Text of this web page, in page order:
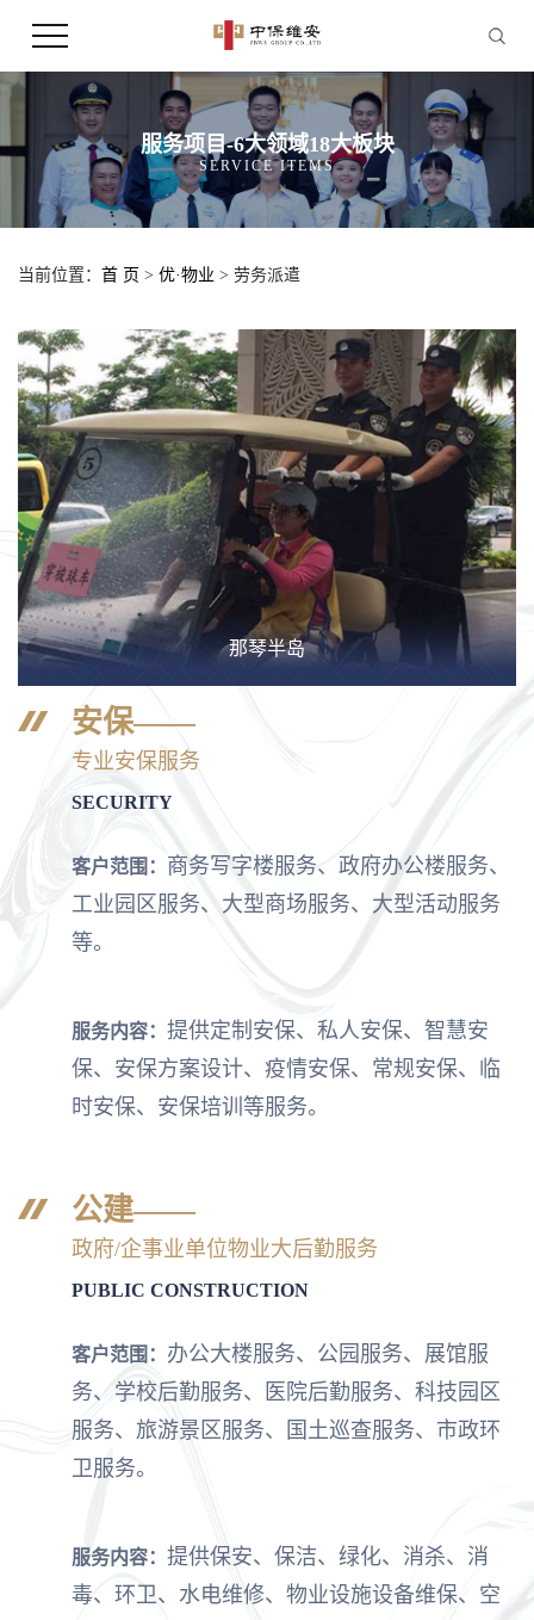
服务项目-6大领域18大板块
SERVICE ITEMS
当前位置： 首 页 > 优·物业 > 劳务派遣
那琴半岛
安保——
专业安保服务
SECURITY
客户范围： 商务写字楼服务、政府办公楼服务、
工业园区服务、大型商场服务、大型活动服务
等。
服务内容： 提供定制安保、私人安保、智慧安
保、安保方案设计、疫情安保、常规安保、临
时安保、安保培训等服务。
公建——
政府/企事业单位物业大后勤服务
PUBLIC CONSTRUCTION
客户范围： 办公大楼服务、公园服务、展馆服
务、学校后勤服务、医院后勤服务、科技园区
服务、旅游景区服务、国土巡查服务、市政环
卫服务。
服务内容： 提供保安、保洁、绿化、消杀、消
毒、环卫、水电维修、物业设施设备维保、空